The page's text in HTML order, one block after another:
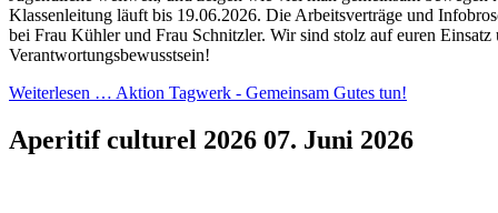
Klassenleitung läuft bis 19.06.2026. Die Arbeitsverträge und
bei Frau Kühler und Frau Schnitzler. Wir sind stolz auf euren Einsatz
Verantwortungsbewusstsein!
Weiterlesen … Aktion Tagwerk - Gemeinsam Gutes tun!
Aperitif culturel 2026 07. Juni 2026